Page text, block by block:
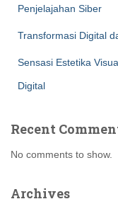
Penjelajahan Siber
Transformasi Digital
Sensasi Estetika
Digital
Recent
No comments to show.
Archives